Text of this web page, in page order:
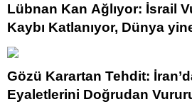
Lübnan Kan Ağlıyor: İsrail
Kaybı Katlanıyor, Dünya
oynuyor.
Gözü Karartan Tehdit:
Eyaletlerini Doğrudan